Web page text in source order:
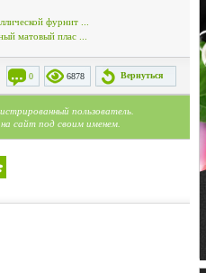
фурнит ...
матовый плас ...
Вернуться
6878
0
пользователь.
сайт под своим именем.